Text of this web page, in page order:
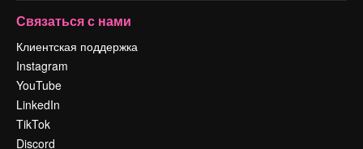
Связаться с нами
Клиентская поддержка
Instagram
YouTube
LinkedIn
TikTok
Discord